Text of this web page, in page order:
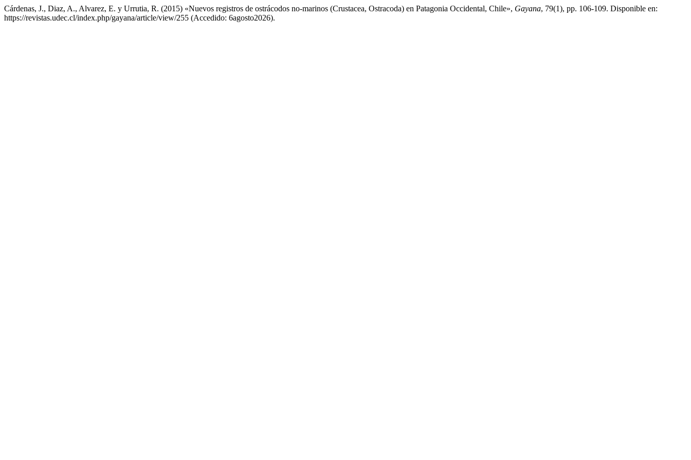
Cárdenas, J., Diaz, A., Alvarez, E. y Urrutia, R. (2015) «Nuevos registros de ostrácodos no-marinos (Crustacea, Ostracoda) en Patagonia Occidental, Chile», Gayana, 79(1), pp. 106-109. Disponible en:
https://revistas.udec.cl/index.php/gayana/article/view/255 (Accedido: 6agosto2026).